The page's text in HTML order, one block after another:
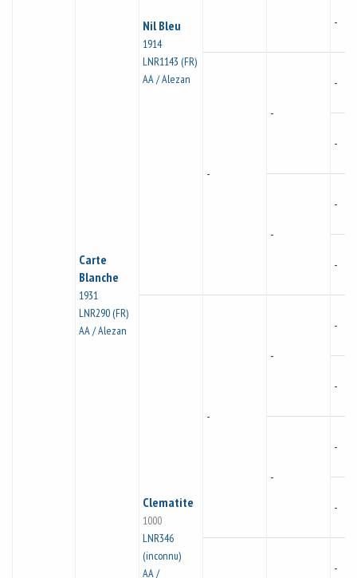
Carte
Blanche
1931
LNR290 (FR)
AA / Alezan
Nil Bleu
1914
LNR1143 (FR)
AA / Alezan
-
-
-
-
-
-
-
-
Clematite
1000
LNR346
(inconnu)
AA /
-
-
-
-
-
-
-
-